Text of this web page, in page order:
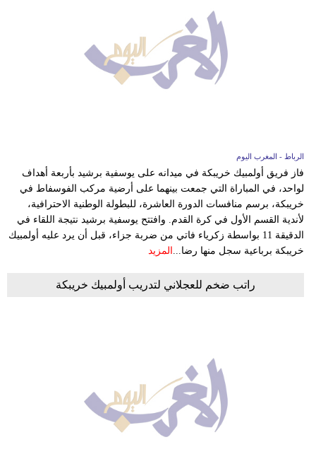
الرباط - المغرب اليوم
فاز فريق أولمبيك خريبكة في ميدانه على يوسفية برشيد بأربعة أهداف
لواحد، في المباراة التي جمعت بينهما على أرضية مركب الفوسفاط في
خريبكة، برسم منافسات الدورة العاشرة، للبطولة الوطنية الاحترافية،
لأندية القسم الأول في كرة القدم. وافتتح يوسفية برشيد نتيجة اللقاء في
الدقيقة 11 بواسطة زكرياء فاتي من ضربة جزاء، قبل أن يرد عليه أولمبيك
خريبكة برباعية سجل منها رضا... المزيد
راتب ضخم للعجلاني لتدريب أولمبيك خريبكة